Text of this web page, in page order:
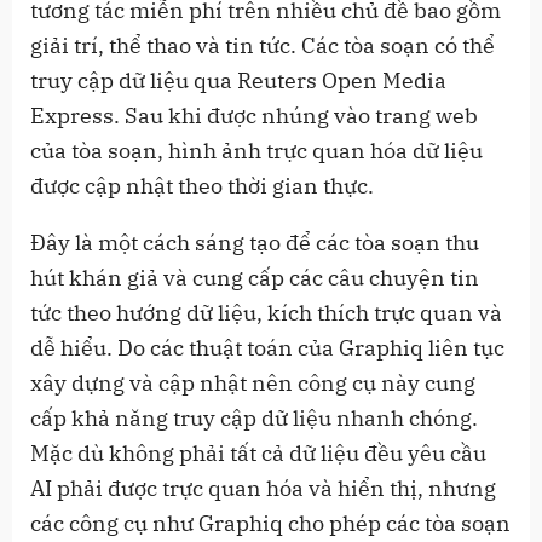
tương tác miễn phí trên nhiều chủ đề bao gồm
giải trí, thể thao và tin tức. Các tòa soạn có thể
truy cập dữ liệu qua Reuters Open Media
Express. Sau khi được nhúng vào trang web
của tòa soạn, hình ảnh trực quan hóa dữ liệu
được cập nhật theo thời gian thực.
Đây là một cách sáng tạo để các tòa soạn thu
hút khán giả và cung cấp các câu chuyện tin
tức theo hướng dữ liệu, kích thích trực quan và
dễ hiểu. Do các thuật toán của Graphiq liên tục
xây dựng và cập nhật nên công cụ này cung
cấp khả năng truy cập dữ liệu nhanh chóng.
Mặc dù không phải tất cả dữ liệu đều yêu cầu
AI phải được trực quan hóa và hiển thị, nhưng
các công cụ như Graphiq cho phép các tòa soạn